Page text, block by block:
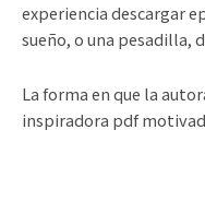
experiencia descargar
sueño, o una pesadilla,
La forma en que la
inspiradora pdf